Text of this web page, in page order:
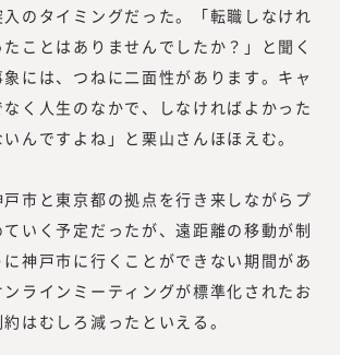
のタイミングだった。「転職しなけれ
ことはありませんでしたか？」と聞く
には、つねに二面性があります。キャ
く人生のなかで、しなければよかった
んですよね」と栗山さんほほえむ。
市と東京都の拠点を行き来しながらプ
いく予定だったが、遠距離の移動が制
神戸市に行くことができない期間があ
ラインミーティングが標準化されたお
はむしろ減ったといえる。